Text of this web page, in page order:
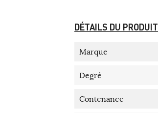
DÉTAILS DU PRODUIT
Marque
Degré
Contenance